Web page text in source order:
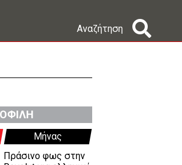
Αναζήτηση
Μήνας
Πράσινο φως στην